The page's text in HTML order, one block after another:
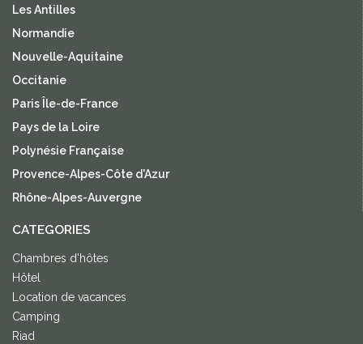
Les Antilles
Normandie
Nouvelle-Aquitaine
Occitanie
Paris Île-de-France
Pays de la Loire
Polynésie Française
Provence-Alpes-Côte d'Azur
Rhône-Alpes-Auvergne
CATEGORIES
Chambres d'hôtes
Hôtel
Location de vacances
Camping
Riad